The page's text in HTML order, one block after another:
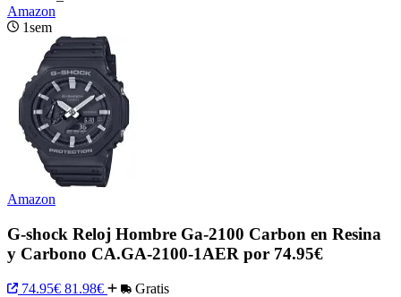
Amazon
1sem
Amazon
G-shock Reloj Hombre Ga-2100 Carbon en Resina
y Carbono CA.GA-2100-1AER por 74.95€
74.95€ 81.98€ Gratis